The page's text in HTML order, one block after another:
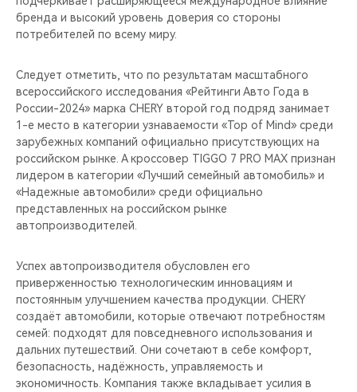
бренда и высокий уровень доверия со стороны
потребителей по всему миру.
Следует отметить, что по результатам масштабного
всероссийского исследования «Рейтинги Авто Года в
России-2024» марка CHERY второй год подряд занимает
1-е место в категории узнаваемости «Top of Mind» среди
зарубежных компаний официально присутствующих на
российском рынке. А кроссовер TIGGO 7 PRO MAX признан
лидером в категории «Лучший семейный автомобиль» и
«Надежные автомобили» среди официально
представленных на российском рынке
автопроизводителей.
Успех автопроизводителя обусловлен его
приверженностью технологическим инновациям и
постоянным улучшением качества продукции. CHERY
создаёт автомобили, которые отвечают потребностям
семей: подходят для повседневного использования и
дальних путешествий. Они сочетают в себе комфорт,
безопасность, надёжность, управляемость и
экономичность. Компания также вкладывает усилия в